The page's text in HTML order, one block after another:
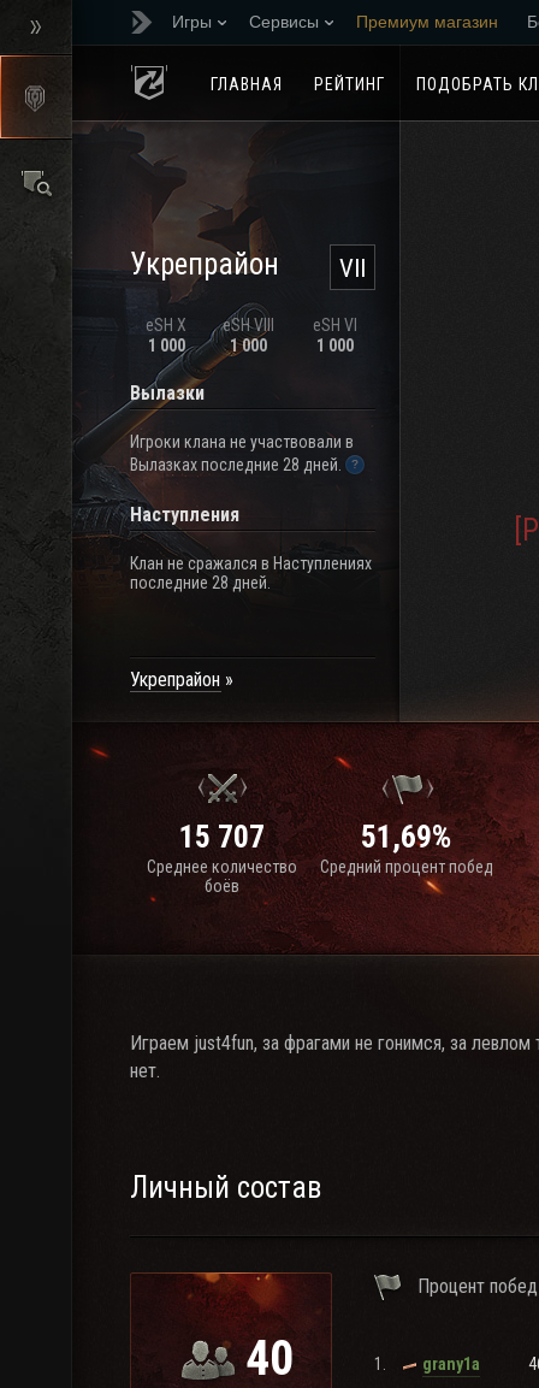
Игры Сервисы Премиум магазин
ГЛАВНАЯ
РЕЙТИНГ ПОДОБРАТЬ
VII
Укрепрайон
eSH X
1 000
eSH VIII
1 000
eSH VI
1 000
Вылазки
Игроки клана не участвовали в
Вылазках последние 28 дней.
Наступления
Клан не сражался в Наступлениях
последние 28 дней.
Укрепрайон
15 707
Среднее количество
боёв
51,69%
Средний процент побед
Играем just4fun, за фрагами не гонимся, за
нет.
Личный состав
40
Процент побед
1. grany1a